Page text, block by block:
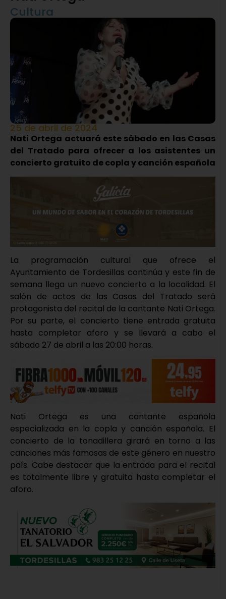
Cultura
25 de abril de 2024
Nati Ortega actuará este sábado en las Casas
del Tratado para ofrecer a los asistentes un
concierto gratuito de copla y canción española
La programación cultural que ofrece el
Ayuntamiento de Tordesillas continúa y este fin de
semana llega un nuevo concierto a la localidad. El
salón de actos de las Casas del Tratado será
protagonista del recital de la cantante Nati Ortega.
Por su parte, el concierto tiene entrada gratuita
hasta completar aforo y se llevará a cabo el
sábado 27 de abril a las 20:00 horas.
Nati Ortega es una cantante española
especializada en la copla y canción española. El
concierto de la tonadillera girará en torno a las
canciones más famosas de este género en nuestro
país. Cabe destacar que la entrada para el recital
es totalmente libre y gratuita hasta completar el
aforo.